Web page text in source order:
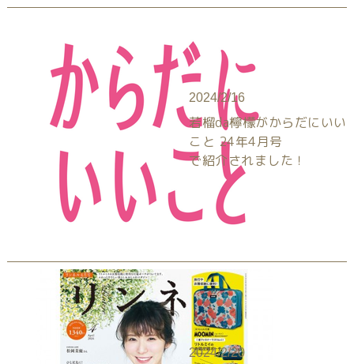
2024/2/16
若榴da檸檬がからだにいい
こと 24年4月号
で紹介されました！
2024/2/20